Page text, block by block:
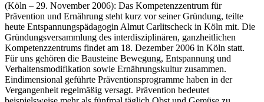
(Köln – 29. November 2006): Das Kompetenzzentrum für
Prävention und Ernährung steht kurz vor seiner Gründung, teilte
heute Entspannungspädagogin Almut Carlitscheck in Köln mit. Die
Gründungsversammlung des interdisziplinären, ganzheitlichen
Kompetenzzentrums findet am 18. Dezember 2006 in Köln statt.
Für uns gehören die Bausteine Bewegung, Entspannung und
Verhaltensmodifikation sowie Ernährungskultur zusammen.
Eindimensional geführte Präventionsprogramme haben in der
Vergangenheit regelmäßig versagt. Prävention bedeutet